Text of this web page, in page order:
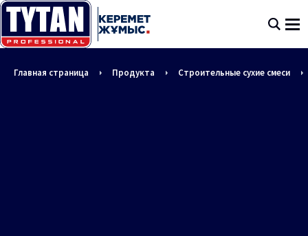
Главная страница Продукта Строительные сухие смеси